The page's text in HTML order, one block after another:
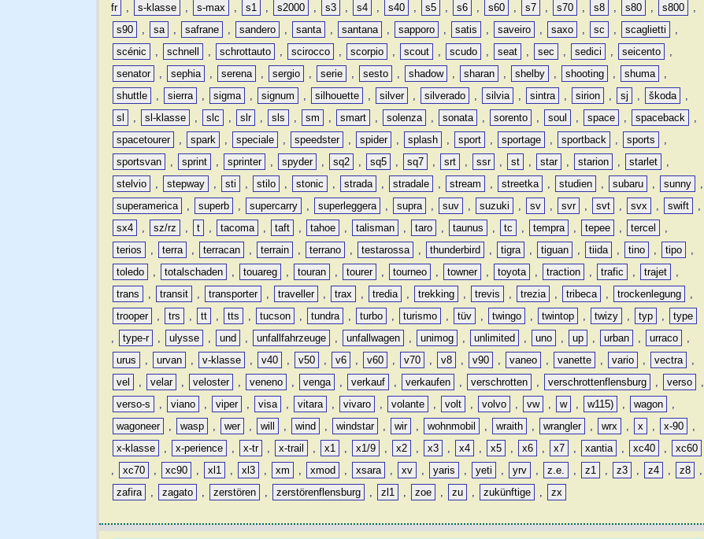
fr
, s-klasse , s-max , s1 , s2000 , s3 , s4 , s40 , s5 , s6 , s60 , s7 , s70 , s8 , s80 , s800
,
s90
, sa , safrane , sandero , santa , santana , sapporo , satis , saveiro , saxo , sc , scaglietti
,
scénic
, schnell , schrottauto , scirocco , scorpio , scout , scudo , seat , sec , sedici , seicento
,
senator
, sephia , serena , sergio , serie , sesto , shadow , sharan , shelby , shooting , shuma
,
shuttle
, sierra , sigma , signum , silhouette , silver , silverado , silvia , sintra , sirion , sj , škoda
,
sl
, sl-klasse , slc , slr , sls , sm , smart , solenza , sonata , sorento , soul , space , spaceback
,
spacetourer
, spark , speciale , speedster , spider , splash , sport , sportage , sportback , sports
,
sportsvan
, sprint , sprinter , spyder , sq2 , sq5 , sq7 , srt , ssr , st , star , starion , starlet
,
stelvio
, stepway , sti , stilo , stonic , strada , stradale , stream , streetka , studien , subaru , sunny
,
superamerica
, superb , supercarry , superleggera , supra , suv , suzuki , sv , svr , svt , svx , swift
,
sx4
, sz/rz , t , tacoma , taft , tahoe , talisman , taro , taunus , tc , tempra , tepee , tercel
,
terios
, terra , terracan , terrain , terrano , testarossa , thunderbird , tigra , tiguan , tiida , tino , tipo
,
toledo
, totalschaden , touareg , touran , tourer , tourneo , towner , toyota , traction , trafic , trajet
,
trans
, transit , transporter , traveller , trax , tredia , trekking , trevis , trezia , tribeca , trockenlegung
,
trooper
, trs , tt , tts , tucson , tundra , turbo , turismo , tüv , twingo , twintop , twizy , typ ,
type
,
type-r , ulysse , und , unfallfahrzeuge , unfallwagen , unimog , unlimited , uno , up , urban , urraco
,
urus
, urvan , v-klasse , v40 , v50 , v6 , v60 , v70 , v8 , v90 , vaneo , vanette , vario , vectra
,
vel
, velar , veloster , veneno , venga , verkauf , verkaufen , verschrotten , verschrottenflensburg , verso
,
verso-s
, viano , viper , visa , vitara , vivaro , volante , volt , volvo , vw , w , w115) , wagon
,
wagoneer
, wasp , wer , will , wind , windstar , wir , wohnmobil , wraith , wrangler , wrx , x , x-90
,
x-klasse
, x-perience , x-tr , x-trail , x1 , x1/9 , x2 , x3 , x4 , x5 , x6 , x7 , xantia , xc40 ,
xc60
,
xc70 , xc90 , xl1 , xl3 , xm , xmod , xsara , xv , yaris , yeti , yrv , z.e. , z1 , z3 , z4 , z8
,
zafira
, zagato , zerstören , zerstörenflensburg , zl1 , zoe , zu , zukünftige , zx